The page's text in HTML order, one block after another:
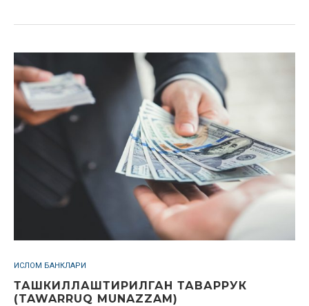
ИСЛОМ БАНКЛАРИ
ТАШКИЛЛАШТИРИЛГАН ТАВАРРУК
(TAWARRUQ MUNAZZAM)